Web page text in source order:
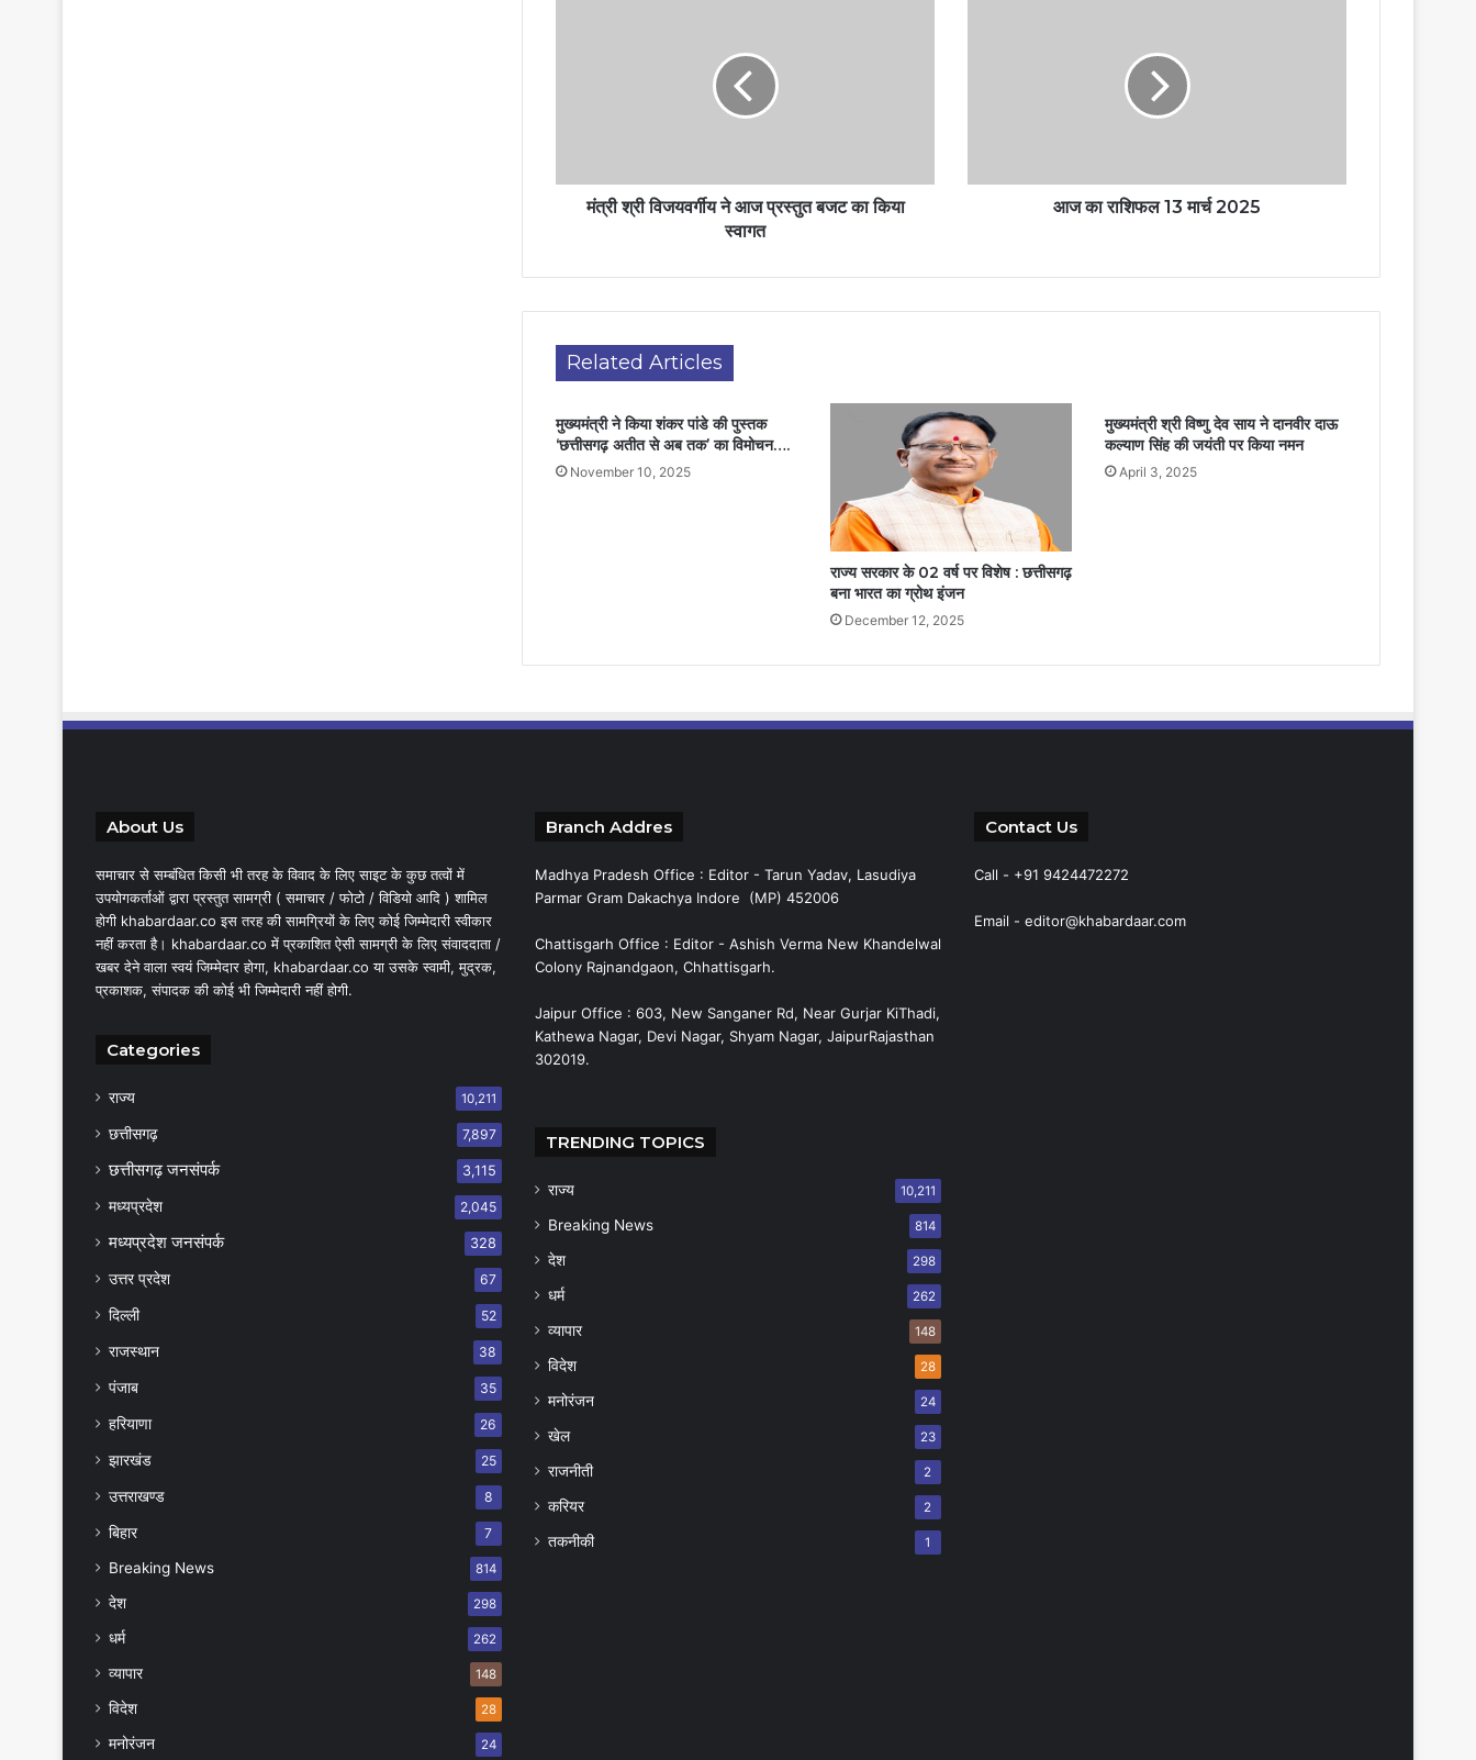
मंत्री श्री विजयवर्गीय ने आज प्रस्तुत बजट का किया
स्वागत
आज का राशिफल 13 मार्च 2025
Related Articles
मुख्यमंत्री ने किया शंकर पांडे की पुस्तक
‘छत्तीसगढ़ अतीत से अब तक’ का विमोचन….
November 10, 2025
राज्य सरकार के 02 वर्ष पर विशेष : छत्तीसगढ़
बना भारत का ग्रोथ इंजन
December 12, 2025
मुख्यमंत्री श्री विष्णु देव साय ने दानवीर दाऊ
कल्याण सिंह की जयंती पर किया नमन
April 3, 2025
About Us
समाचार से सम्बंधित किसी भी तरह के विवाद के लिए साइट के कुछ तत्वों में
उपयोगकर्ताओं द्वारा प्रस्तुत सामग्री ( समाचार / फोटो / विडियो आदि ) शामिल
होगी khabardaar.co इस तरह की सामग्रियों के लिए कोई जिम्मेदारी स्वीकार
नहीं करता है। khabardaar.co में प्रकाशित ऐसी सामग्री के लिए संवाददाता /
खबर देने वाला स्वयं जिम्मेदार होगा, khabardaar.co या उसके स्वामी, मुद्रक,
प्रकाशक, संपादक की कोई भी जिम्मेदारी नहीं होगी.
Categories
राज्य 10,211
छत्तीसगढ़ 7,897
छत्तीसगढ़ जनसंपर्क 3,115
मध्यप्रदेश 2,045
मध्यप्रदेश जनसंपर्क 328
उत्तर प्रदेश 67
दिल्ली 52
राजस्थान 38
पंजाब 35
हरियाणा 26
झारखंड 25
उत्तराखण्ड 8
बिहार 7
Breaking News 814
देश 298
धर्म 262
व्यापार 148
विदेश 28
मनोरंजन 24
Branch Addres
Madhya Pradesh Office : Editor - Tarun Yadav, Lasudiya
Parmar Gram Dakachya Indore (MP) 452006
Chattisgarh Office : Editor - Ashish Verma New Khandelwal
Colony Rajnandgaon, Chhattisgarh.
Jaipur Office : 603, New Sanganer Rd, Near Gurjar KiThadi,
Kathewa Nagar, Devi Nagar, Shyam Nagar, JaipurRajasthan
302019.
TRENDING TOPICS
राज्य 10,211
Breaking News 814
देश 298
धर्म 262
व्यापार 148
विदेश 28
मनोरंजन 24
खेल 23
राजनीती 2
करियर 2
तकनीकी 1
Contact Us
Call - +91 9424472272
Email - editor@khabardaar.com